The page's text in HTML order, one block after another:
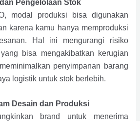
Pengelolaan Stok
modal produksi bisa digunakan
karena kamu hanya memproduksi
Hal ini mengurangi risiko
bisa mengakibatkan kerugian
penyimpanan barang
logistik untuk stok berlebih.
Desain dan Produksi
brand untuk menerima